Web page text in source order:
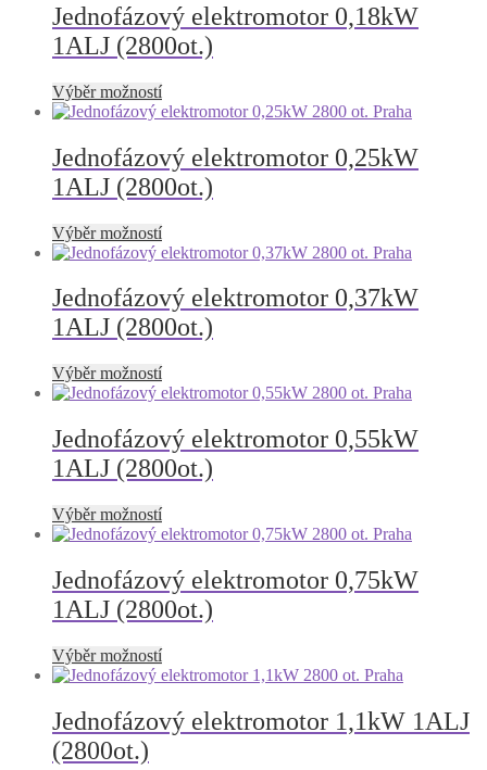
Jednofázový elektromotor 0,18kW
1ALJ (2800ot.)
Výběr možnostíTento
produkt
více
variant.
Možnosti
vybrat
na
stránce
produktu
Jednofázový elektromotor 0,25kW
1ALJ (2800ot.)
Výběr možnostíTento
produkt
více
variant.
Možnosti
vybrat
na
produktu
Jednofázový elektromotor 0,37kW
1ALJ (2800ot.)
Výběr možnostíTento
produkt
více
variant.
Možnosti
vybrat
na
stránce
produktu
Jednofázový elektromotor 0,55kW
1ALJ (2800ot.)
Výběr možnostíTento
produkt
více
variant.
Možnosti
vybrat
na
stránce
produktu
Jednofázový elektromotor 0,75kW
1ALJ (2800ot.)
Výběr možnostíTento
produkt
více
variant.
Jednofázový elektromotor 1,1kW 1ALJ
(2800ot.)